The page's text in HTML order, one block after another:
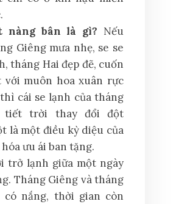
nàng bân là gì? Nếu
Giêng mưa nhẹ, se se
tháng Hai đẹp đẽ, cuốn
với muôn hoa xuân rực
cái se lạnh của tháng
tiết trời thay đổi đột
là một điều kỳ diệu của
ưu ái ban tặng.
trở lạnh giữa một ngày
Tháng Giêng và tháng
có nắng, thời gian còn